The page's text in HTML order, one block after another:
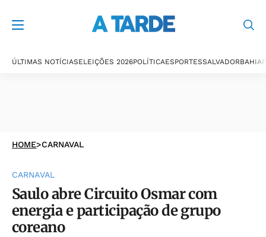
ÚLTIMAS NOTÍCIASELEIÇÕES 2026POLÍTICAESPORTESSALVADORBAHIA
HOME>CARNAVAL
CARNAVAL
Saulo abre Circuito Osmar com
energia e participação de grupo
coreano